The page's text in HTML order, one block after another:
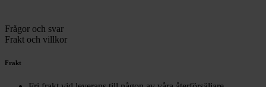
Frågor och svar
Frakt och villkor
Frakt